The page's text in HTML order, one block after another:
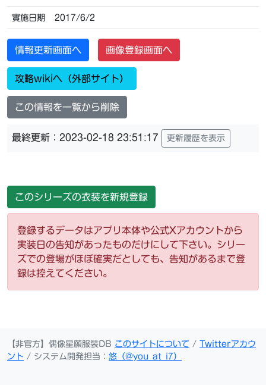
實施日期 2017/6/2
情報更新画面へ 画像登録画面へ
攻略wikiへ（外部サイト）
この情報を一覧から削除
最終更新：2023-02-18 23:51:17 更新履歴を表示
このシリーズの衣装を新規登録
登録するデータはアプリ本体や公式Xアカウントから
実装日の告知があったものだけにして下さい。シリー
ズでの登場がほぼ確実だとしても、告知があるまで登
録は控えてください。
【非官方】偶像星願服裝DB このサイトについて /
Twitterアカウ
ント / システム開発担当： 悠（@you_at_i7）